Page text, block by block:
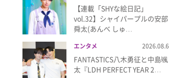
【連載「SHYな絵日記」
vol.32】シャイパープルの安部
舜太(あんべ しゅ…
エンタメ 2026.08.6
FANTASTICS八木勇征と中島颯
太『LDH PERFECT YEAR 2…